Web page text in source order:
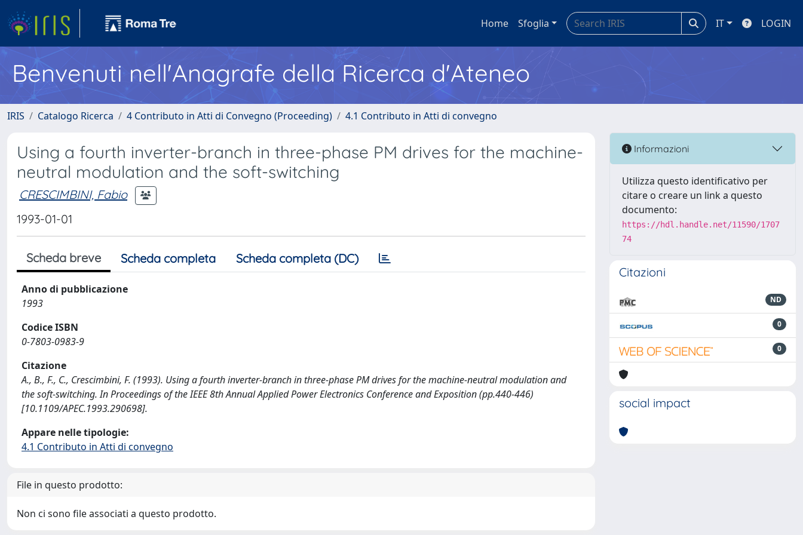
Home Sfoglia IT LOGIN
Benvenuti nell'Anagrafe della Ricerca d'Ateneo
IRIS Catalogo Ricerca 4 Contributo in Atti di Convegno (Proceeding) 4.1 Contributo in Atti di convegno
Using a fourth inverter-branch in three-phase PM drives for the machine-
neutral modulation and the soft-switching
CRESCIMBINI, Fabio
1993-01-01
Scheda breve Scheda completa Scheda completa (DC)
Anno di pubblicazione
1993
Codice ISBN
0-7803-0983-9
Citazione
A., B., F., C., Crescimbini, F. (1993). Using a fourth inverter-branch in three-phase PM drives for the machine-neutral modulation and
the soft-switching. In Proceedings of the IEEE 8th Annual Applied Power Electronics Conference and Exposition (pp.440-446)
[10.1109/APEC.1993.290698].
Appare nelle tipologie:
4.1 Contributo in Atti di convegno
File in questo prodotto:
Non ci sono file associati a questo prodotto.
Informazioni
Utilizza questo identificativo per
citare o creare un link a questo
documento:
https://hdl.handle.net/11590/1707
74
Citazioni
ND
0
0
social impact